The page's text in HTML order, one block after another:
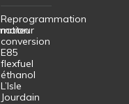
Reprogrammation
moteur
conversion
E85
flexfuel
éthanol
L’Isle
Jourdain